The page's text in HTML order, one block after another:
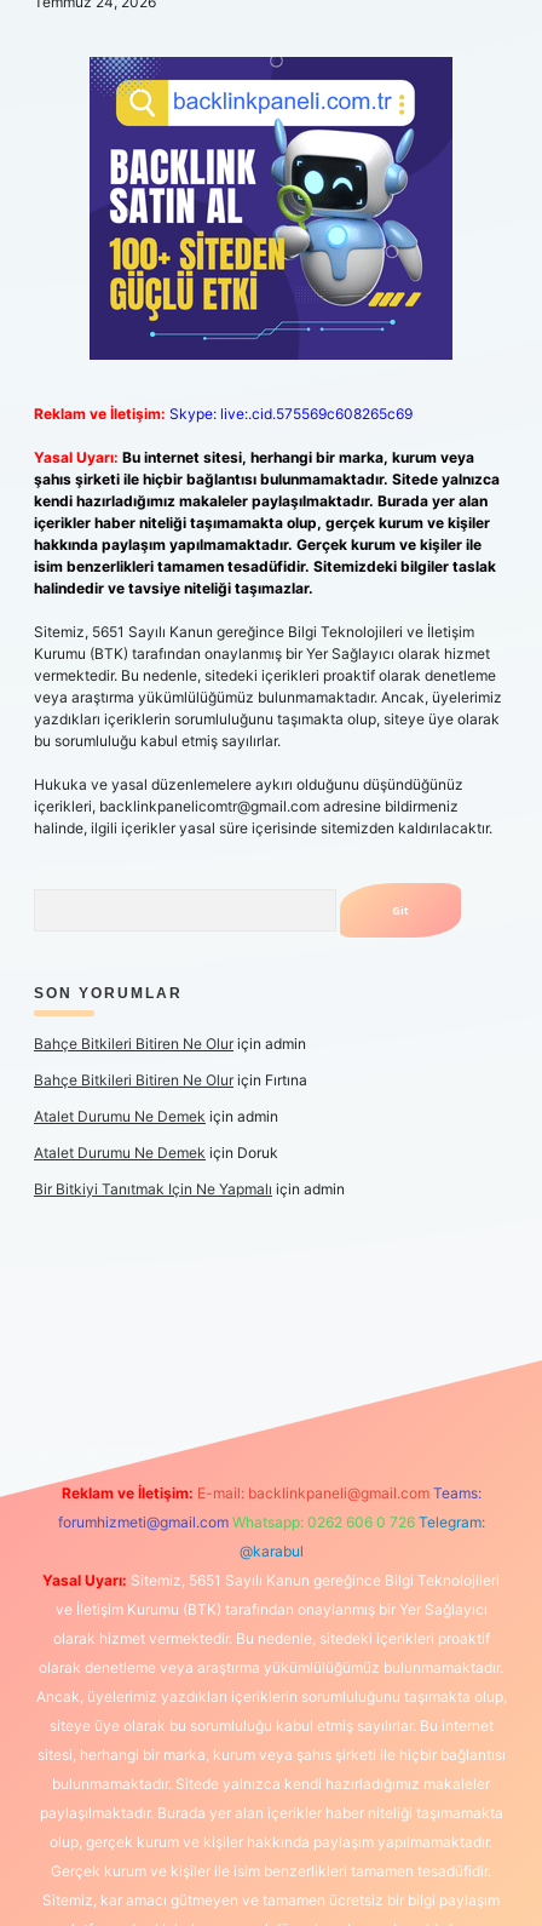
Reklam ve İletişim: Skype: live:.cid.575569c608265c69
Yasal Uyarı: Bu internet sitesi, herhangi bir marka, kurum veya
şahıs şirketi ile hiçbir bağlantısı bulunmamaktadır. Sitede yalnızca
kendi hazırladığımız makaleler paylaşılmaktadır. Burada yer alan
içerikler haber niteliği taşımamakta olup, gerçek kurum ve kişiler
hakkında paylaşım yapılmamaktadır. Gerçek kurum ve kişiler ile
isim benzerlikleri tamamen tesadüfidir. Sitemizdeki bilgiler taslak
halindedir ve tavsiye niteliği taşımazlar.
Sitemiz, 5651 Sayılı Kanun gereğince Bilgi Teknolojileri ve İletişim
Kurumu (BTK) tarafından onaylanmış bir Yer Sağlayıcı olarak hizmet
vermektedir. Bu nedenle, sitedeki içerikleri proaktif olarak denetleme
veya araştırma yükümlülüğümüz bulunmamaktadır. Ancak, üyelerimiz
yazdıkları içeriklerin sorumluluğunu taşımakta olup, siteye üye olarak
bu sorumluluğu kabul etmiş sayılırlar.
Hukuka ve yasal düzenlemelere aykırı olduğunu düşündüğünüz
içerikleri, backlinkpanelicomtr@gmail.com adresine bildirmeniz
halinde, ilgili içerikler yasal süre içerisinde sitemizden kaldırılacaktır.
SON YORUMLAR
Bahçe Bitkileri Bitiren Ne Oluriçin admin
Bahçe Bitkileri Bitiren Ne Oluriçin Fırtına
Atalet Durumu Ne Demek için admin
Atalet Durumu Ne Demek için Doruk
Bir Bitkiyi Tanıtmak Için Ne Yapmalı için admin
Reklam ve İletişim: E-mail: backlinkpaneli@gmail.com Teams:
forumhizmeti@gmail.com Whatsapp: 0262 606 0 726 Telegram:
@karabul
Yasal Uyarı: Sitemiz, 5651 Sayılı Kanun gereğince Bilgi Teknolojileri
ve İletişim Kurumu (BTK) tarafından onaylanmış bir Yer Sağlayıcı
olarak hizmet vermektedir. Bu nedenle, sitedeki içerikleri proaktif
olarak denetleme veya araştırma yükümlülüğümüz bulunmamaktadır.
Ancak, üyelerimiz yazdıkları içeriklerin sorumluluğunu taşımakta olup,
siteye üye olarak bu sorumluluğu kabul etmiş sayılırlar. Bu internet
sitesi, herhangi bir marka, kurum veya şahıs şirketi ile hiçbir bağlantısı
bulunmamaktadır. Sitede yalnızca kendi hazırladığımız makaleler
paylaşılmaktadır. Burada yer alan içerikler haber niteliği taşımamakta
olup, gerçek kurum ve kişiler hakkında paylaşım yapılmamaktadır.
Gerçek kurum ve kişiler ile isim benzerlikleri tamamen tesadüfidir.
Sitemiz, kar amacı gütmeyen ve tamamen ücretsiz bir bilgi paylaşım